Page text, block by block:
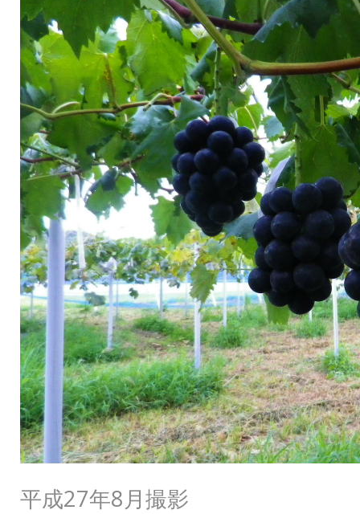
平成27年8月撮影